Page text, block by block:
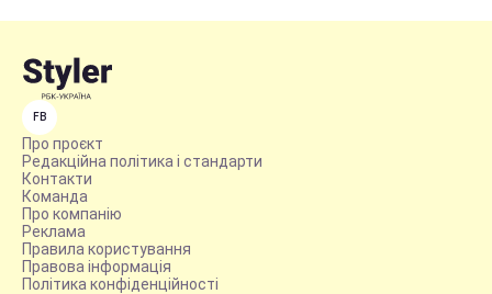
FB
Про проєкт
Редакційна політика і стандарти
Контакти
Команда
Про компанію
Реклама
Правила користування
Правова інформація
Політика конфіденційності